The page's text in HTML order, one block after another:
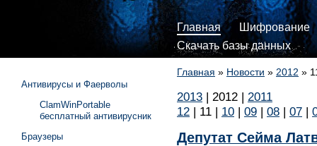
Главная
Шифрование
Скачать базы данных
Главная » Новости » 2012 »
2013 | 2012 | 2011
12 | 11 | 10 | 09 | 08 | 07 |
Депутат Сейма
Антивирусы и Фаерволы
ClamWinPortable
бесплатный антивирусник
Браузеры